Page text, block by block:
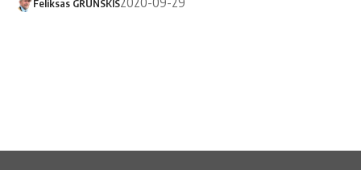
Feliksas GRUNSKIS